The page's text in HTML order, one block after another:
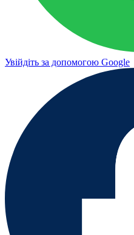
Увійдіть за допомогою Google